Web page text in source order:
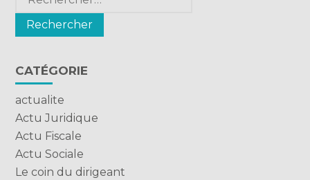
CATÉGORIE
actualite
Actu Juridique
Actu Fiscale
Actu Sociale
Le coin du dirigeant